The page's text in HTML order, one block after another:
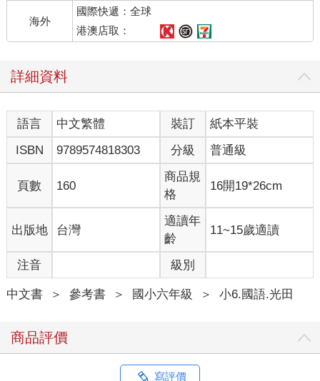
海外
國際快遞：全球
港澳店取：
詳細資料
語言 中文繁體 裝訂
紙本平裝
ISBN
9789574818303 分級 普通級
頁數 160
商品規
格
16開19*26cm
出版地 台灣
適讀年
齡
11~15歲適讀
注音 級別
中文書 ＞ 參考書 ＞ 國小六年級 ＞ 小6.國語.光田
商品評價
寫評價